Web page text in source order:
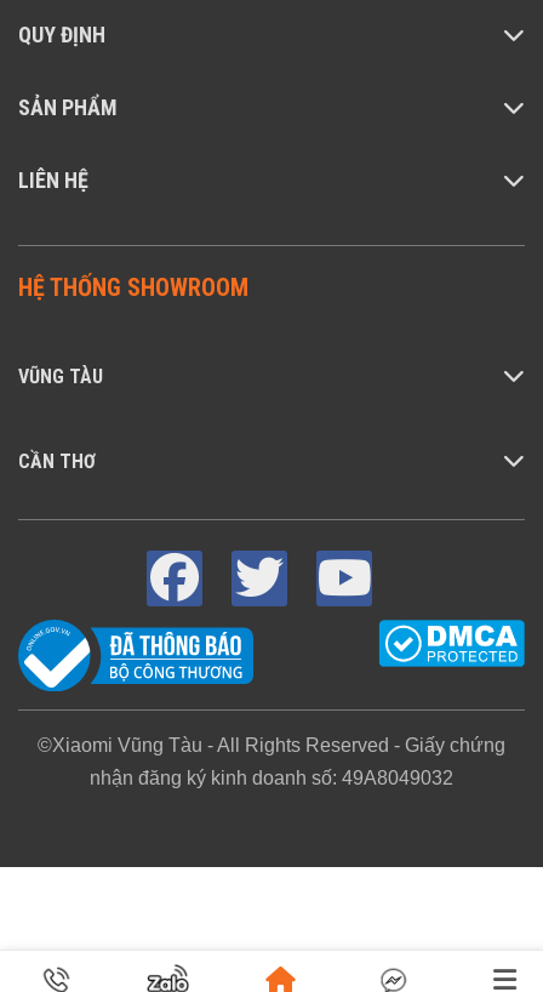
QUY ĐỊNH
SẢN PHẨM
LIÊN HỆ
HỆ THỐNG SHOWROOM
VŨNG TÀU
CẦN THƠ
©Xiaomi Vũng Tàu - All Rights Reserved - Giấy chứng
nhận đăng ký kinh doanh số: 49A8049032